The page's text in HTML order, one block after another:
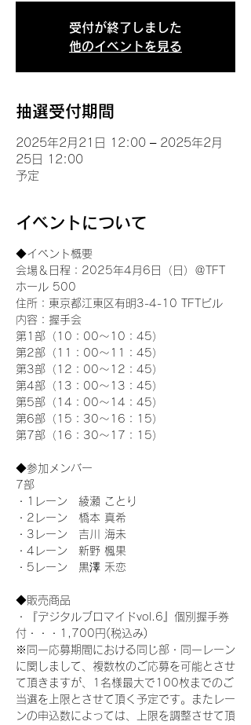
受付が終了しました
他のイベントを見る
抽選受付期間
2025年2月21日 12:00 – 2025年2月
25日 12:00
予定
イベントについて
◆イベント概要
会場＆日程：2025年4月6日（日）＠TFT
ホール 500
住所：東京都江東区有明3-4-10 TFTビル
内容：握手会
第1部（10：00～10：45）
第2部（11：00～11：45）
第3部（12：00～12：45）
第4部（13：00～13：45）
第5部（14：00～14：45）
第6部（15：30～16：15）
第7部（16：30～17：15）
◆参加メンバー
7部
・1レーン　綾瀬 ことり
・2レーン　橋本 真希
・3レーン　吉川 海未
・4レーン　新野 楓果
・5レーン　黒澤 禾恋
◆販売商品
・『デジタルブロマイドvol.6』個別握手券
付・・・1,700円(税込み)
※同一応募期間における同じ部・同一レーン
に関しまして、複数枚のご応募を可能とさせ
て頂きますが、1名様最大で100枚までのご
当選を上限とさせて頂く予定です。またレー
ンの申込数によっては、上限を調整させて頂